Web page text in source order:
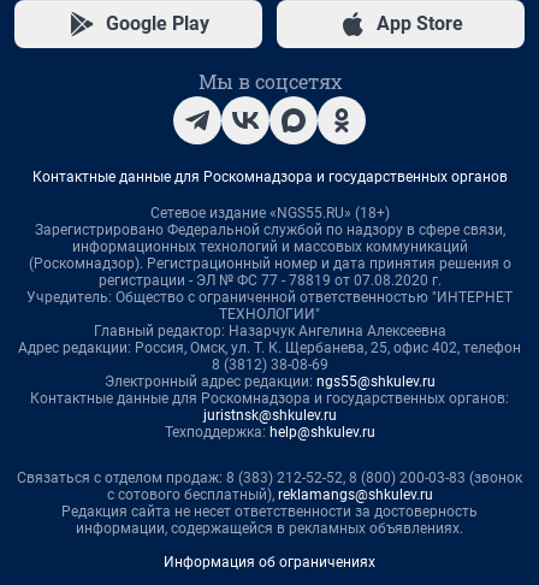
Google Play App Store
Мы в соцсетях
Контактные данные для Роскомнадзора и государственных органов
Сетевое издание «NGS55.RU» (18+)
Зарегистрировано Федеральной службой по надзору в сфере связи,
информационных технологий и массовых коммуникаций
(Роскомнадзор). Регистрационный номер и дата принятия решения о
регистрации - ЭЛ № ФС 77 - 78819 от 07.08.2020 г.
Учредитель: Общество с ограниченной ответственностью "ИНТЕРНЕТ
ТЕХНОЛОГИИ"
Главный редактор: Назарчук Ангелина Алексеевна
Адрес редакции: Россия, Омск, ул. Т. К. Щербанева, 25, офис 402, телефон
8 (3812) 38-08-69
Электронный адрес редакции: ngs55@shkulev.ru
Контактные данные для Роскомнадзора и государственных органов:
juristnsk@shkulev.ru
Техподдержка: help@shkulev.ru
Связаться с отделом продаж: 8 (383) 212-52-52, 8 (800) 200-03-83 (звонок
с сотового бесплатный), reklamangs@shkulev.ru
Редакция сайта не несет ответственности за достоверность
информации, содержащейся в рекламных объявлениях.
Информация об ограничениях